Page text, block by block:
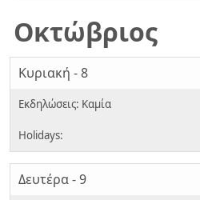
Οκτώβριος
Κυριακή - 8
Δευτέρα - 9